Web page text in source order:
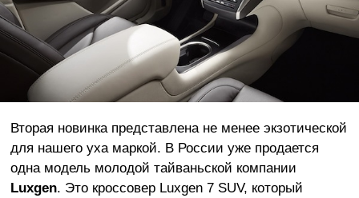
Вторая новинка представлена не менее экзотической
для нашего уха маркой. В России уже продается
одна модель молодой тайваньской компании
Luxgen. Это кроссовер Luxgen 7 SUV, который